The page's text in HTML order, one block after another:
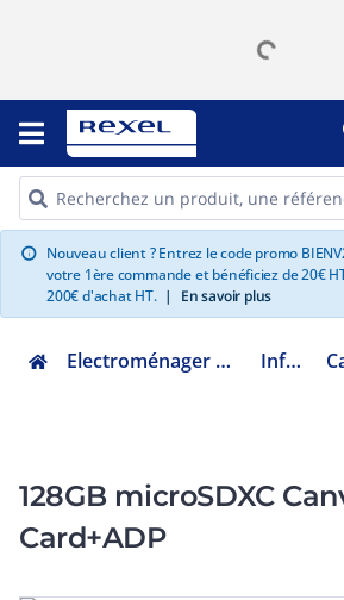
info Nouveau client ? Entrez le code promo
votre 1ère commande et bénéficiez de 20€
200€ d'achat HT. | En savoir plus
Electroménager multimédia et informatique Informatique
128GB microSDXC
Card+ADP